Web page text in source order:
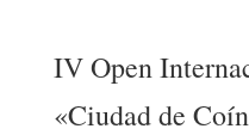
IV Open
«Ciudad de